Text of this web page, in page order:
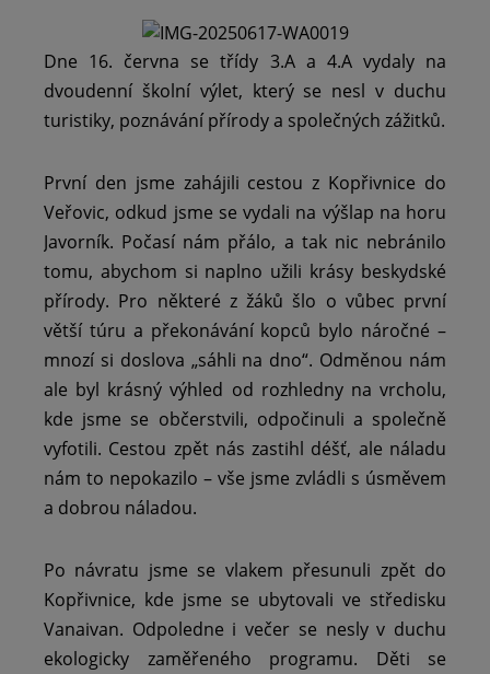
Dne 16. června se třídy 3.A a 4.A vydaly na
dvoudenní školní výlet, který se nesl v duchu
turistiky, poznávání přírody a společných zážitků.
První den jsme zahájili cestou z Kopřivnice do
Veřovic, odkud jsme se vydali na výšlap na horu
Javorník. Počasí nám přálo, a tak nic nebránilo
tomu, abychom si naplno užili krásy beskydské
přírody. Pro některé z žáků šlo o vůbec první
větší túru a překonávání kopců bylo náročné –
mnozí si doslova „sáhli na dno“. Odměnou nám
ale byl krásný výhled od rozhledny na vrcholu,
kde jsme se občerstvili, odpočinuli a společně
vyfotili. Cestou zpět nás zastihl déšť, ale náladu
nám to nepokazilo – vše jsme zvládli s úsměvem
a dobrou náladou.
Po návratu jsme se vlakem přesunuli zpět do
Kopřivnice, kde jsme se ubytovali ve středisku
Vanaivan. Odpoledne i večer se nesly v duchu
ekologicky zaměřeného programu. Děti se